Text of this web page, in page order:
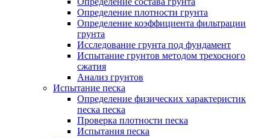
Определение плотности грунта
Определение коэффициента фильтрации
грунта
Исследование грунта под фундамент
Испытание грунтов методом трехосного
сжатия
Анализ грунтов
Испытание песка
Определение физических характеристик
песка песка
Проверка плотности песка
Испытания песка